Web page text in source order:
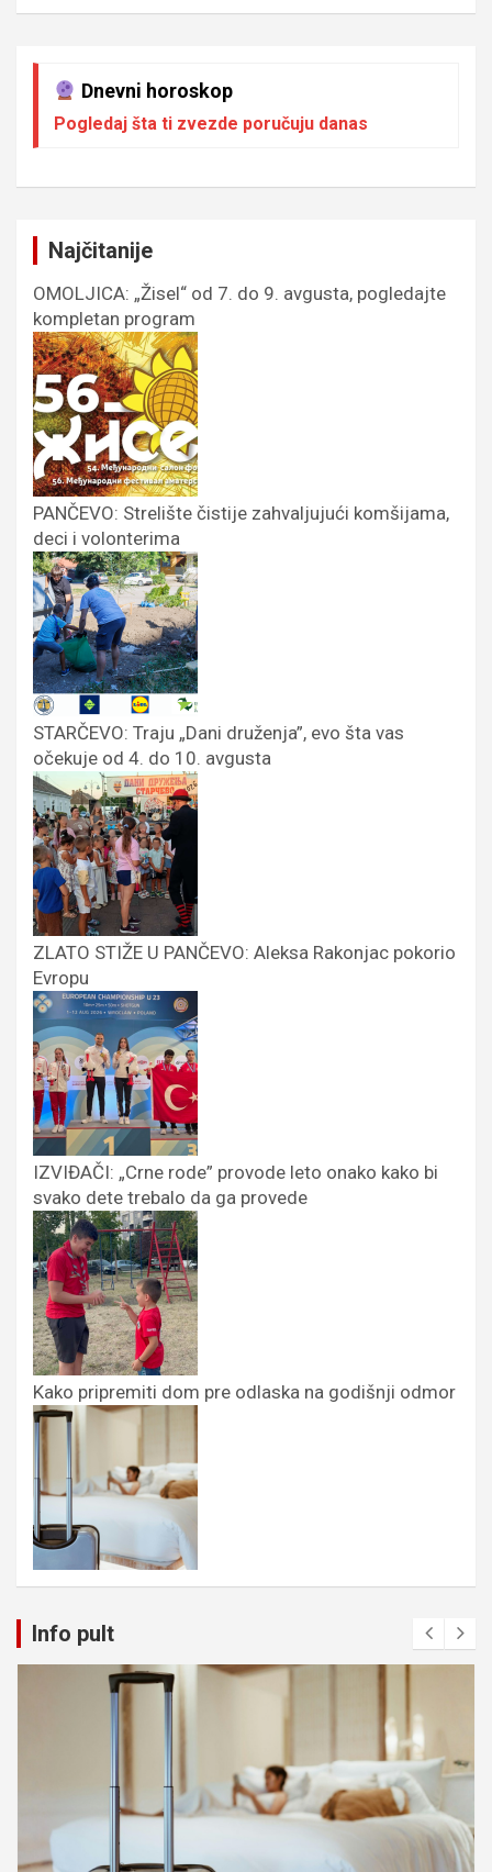
Dnevni horoskop
Pogledaj šta ti zvezde poručuju danas
Najčitanije
OMOLJICA: „Žisel“ od 7. do 9. avgusta, pogledajte
kompletan program
PANČEVO: Strelište čistije zahvaljujući komšijama,
deci i volonterima
STARČEVO: Traju „Dani druženja”, evo šta vas
očekuje od 4. do 10. avgusta
ZLATO STIŽE U PANČEVO: Aleksa Rakonjac pokorio
Evropu
IZVIĐAČI: „Crne rode” provode leto onako kako bi
svako dete trebalo da ga provede
Kako pripremiti dom pre odlaska na godišnji odmor
Info pult